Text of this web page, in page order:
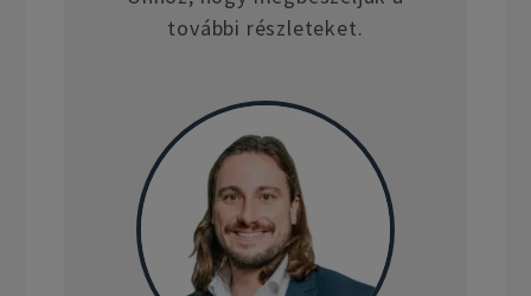
további részleteket.